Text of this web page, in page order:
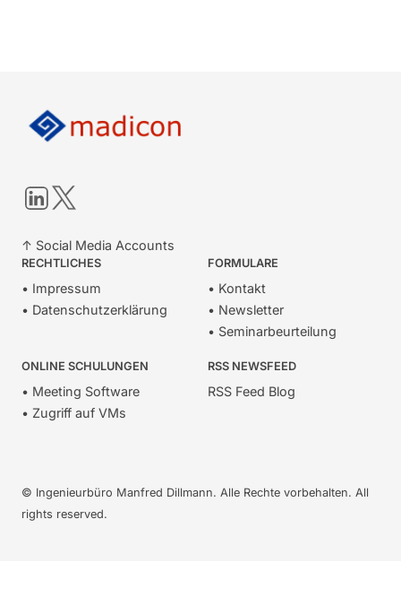
LinkedIn
Twitter
↑ Social Media Accounts
RECHTLICHES
• Impressum
• Datenschutzerklärung
FORMULARE
• Kontakt
• Newsletter
• Seminarbeurteilung
ONLINE SCHULUNGEN
• Meeting Software
• Zugriff auf VMs
RSS NEWSFEED
RSS Feed Blog
© Ingenieurbüro Manfred Dillmann. Alle Rechte vorbehalten. All
rights reserved.